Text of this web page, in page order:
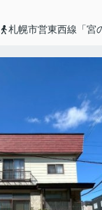
札幌市営東西線「宮